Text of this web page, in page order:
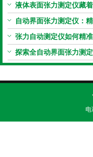
仪真香警告
液体表面张力测定仪藏
定“小窍门”
自动界面张力测定仪：
体界面张力的关键设备
张力自动测定仪如何精
探索全自动界面张力测
电